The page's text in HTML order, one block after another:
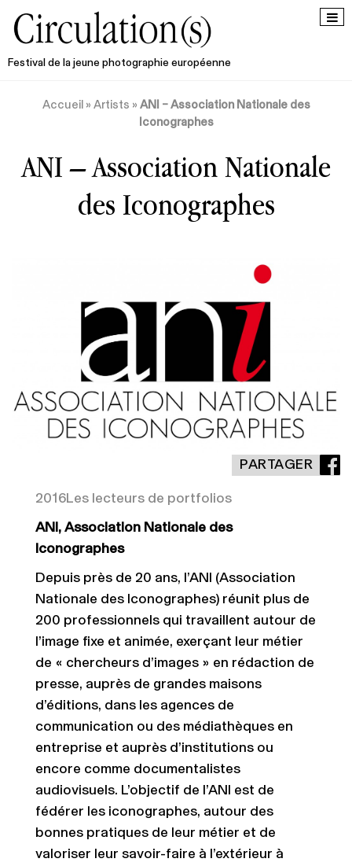
Festival de la jeune photographie européenne
Accueil » Artists » ANI – Association Nationale des
Iconographes
ANI – Association Nationale
des Iconographes
PARTAGER
2016Les lecteurs de portfolios
ANI, Association Nationale des
Iconographes
Depuis près de 20 ans, l’ANI (Association
Nationale des Iconographes) réunit plus de
200 professionnels qui travaillent autour de
l’image fixe et animée, exerçant leur métier
de « chercheurs d’images » en rédaction de
presse, auprès de grandes maisons
d’éditions, dans les agences de
communication ou des médiathèques en
entreprise et auprès d’institutions ou
encore comme documentalistes
audiovisuels. L’objectif de l’ANI est de
fédérer les iconographes, autour des
bonnes pratiques de leur métier et de
valoriser leur savoir-faire à l’extérieur à